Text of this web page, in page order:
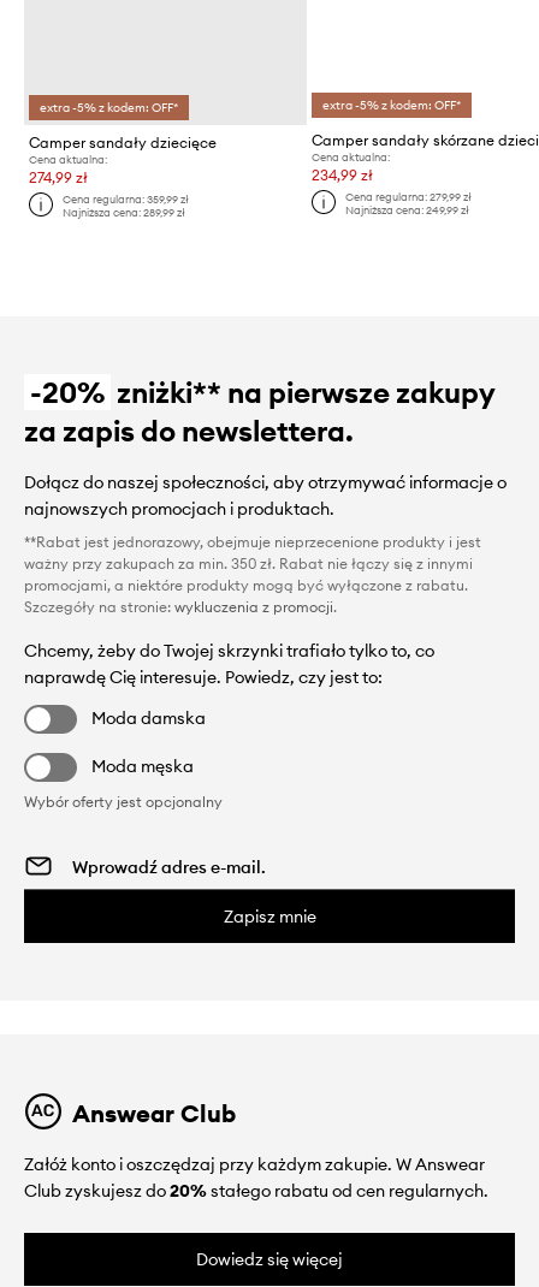
extra -5% z kodem: OFF*
Camper sandały dziecięce
Cena aktualna:
274,99 zł
Cena regularna:359,99 zł
Najniższa cena:289,99 zł
extra -5% z kodem: OFF*
Cena aktualna:
234,99 zł
Cena regularna: 279,99 zł
Najniższa cena: 249,99 zł
-20% zniżki** na pierwsze zakupy
za zapis do newslettera.
Dołącz do naszej społeczności, aby otrzymywać informacje o
najnowszych promocjach i produktach.
**Rabat jest jednorazowy, obejmuje nieprzecenione produkty i jest
ważny przy zakupach za min. 350 zł. Rabat nie łączy się z innymi
promocjami, a niektóre produkty mogą być wyłączone z rabatu.
Szczegóły na stronie: wykluczenia z promocji.
Chcemy, żeby do Twojej skrzynki trafiało tylko to, co
naprawdę Cię interesuje. Powiedz, czy jest to:
Moda damska
Moda męska
Wybór oferty jest opcjonalny
Zapisz mnie
Answear Club
Załóż konto i oszczędzaj przy każdym zakupie. W Answear
Club zyskujesz do20%stałego rabatu od cen regularnych.
Dowiedz się więcej